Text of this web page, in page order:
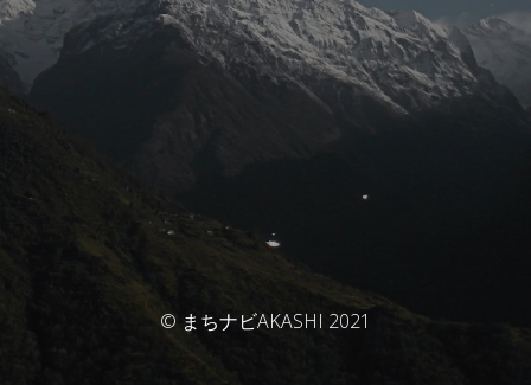
© まちナビAKASHI 2021